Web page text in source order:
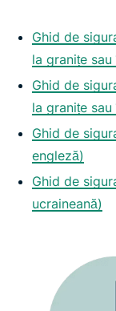
Ghid de
la granițe
Ghid de
la granițe
Ghid de
engleză)
Ghid de
ucraineană)